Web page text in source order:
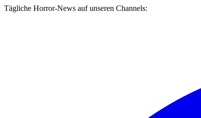
Tägliche Horror-News auf unseren Channels: